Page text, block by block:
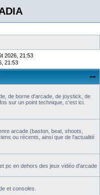
2026, 21:53
21:53
de borne d'arcade, de joystick, de
sur un point technique, c'est ici.
arcade (baston, beat, shoots,
ou récents, ainsi que de l'actualité
pc en dehors des jeux vidéo d'arcade
et consoles.